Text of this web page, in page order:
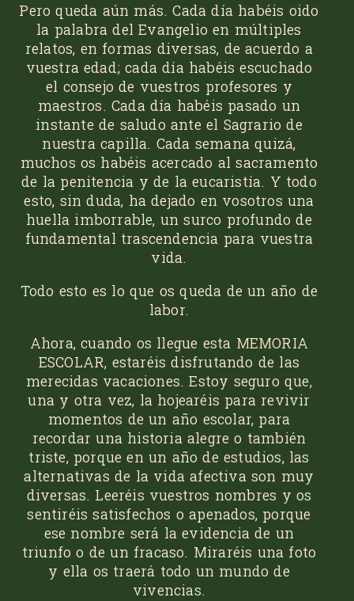
Pero queda aún más. Cada día habéis oido
la palabra del Evangelio en múltiples
relatos, en formas diversas, de acuerdo a
vuestra edad; cada día habéis escuchado
el consejo de vuestros profesores y
maestros. Cada día habéis pasado un
instante de saludo ante el Sagrario de
nuestra capilla. Cada semana quizá,
muchos os habéis acercado al sacramento
de la penitencia y de la eucaristía. Y todo
esto, sin duda, ha dejado en vosotros una
huella imborrable, un surco profundo de
fundamental trascendencia para vuestra
vida.
Todo esto es lo que os queda de un año de
labor.
Ahora, cuando os llegue esta MEMORIA
ESCOLAR, estaréis disfrutando de las
merecidas vacaciones. Estoy seguro que,
una y otra vez, la hojearéis para revivir
momentos de un año escolar, para
recordar una historia alegre o también
triste, porque en un año de estudios, las
alternativas de la vida afectiva son muy
diversas. Leeréis vuestros nombres y os
sentiréis satisfechos o apenados, porque
ese nombre será la evidencia de un
triunfo o de un fracaso. Miraréis una foto
y ella os traerá todo un mundo de
vivencias.